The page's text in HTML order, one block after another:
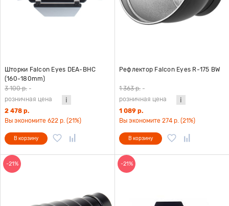
Шторки Falcon Eyes DEA-BHC
(160-180mm)
3 100 р. -
розничная цена
2 478 р.
Вы экономите 622 р. (21%)
В корзину
Рефлектор Falcon Eyes R-175 BW
1 363 р. -
розничная цена
1 089 р.
Вы экономите 274 р. (21%)
В корзину
-21% -21%